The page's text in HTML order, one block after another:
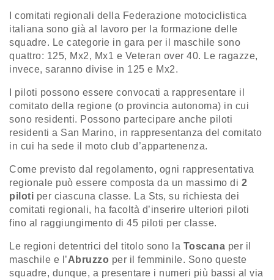
I comitati regionali della Federazione motociclistica
italiana sono già al lavoro per la formazione delle
squadre. Le categorie in gara per il maschile sono
quattro: 125, Mx2, Mx1 e Veteran over 40. Le ragazze,
invece, saranno divise in 125 e Mx2.
I piloti possono essere convocati a rappresentare il
comitato della regione (o provincia autonoma) in cui
sono residenti. Possono partecipare anche piloti
residenti a San Marino, in rappresentanza del comitato
in cui ha sede il moto club d’appartenenza.
Come previsto dal regolamento, ogni rappresentativa
regionale può essere composta da un massimo di 2
piloti per ciascuna classe. La Sts, su richiesta dei
comitati regionali, ha facoltà d’inserire ulteriori piloti
fino al raggiungimento di 45 piloti per classe.
Le regioni detentrici del titolo sono la Toscana per il
maschile e l’Abruzzo per il femminile. Sono queste
squadre, dunque, a presentare i numeri più bassi al via